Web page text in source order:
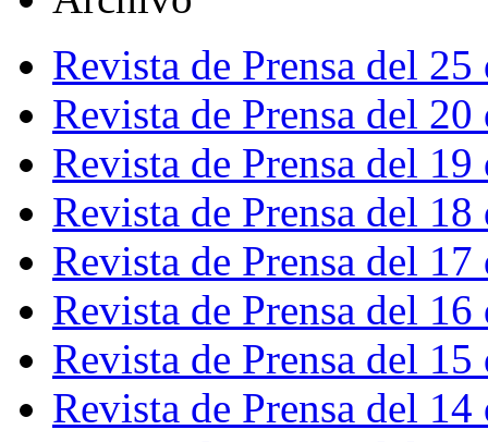
Revista de Prensa del
Revista de Prensa del
Revista de Prensa del
Revista de Prensa del
Revista de Prensa del
Revista de Prensa del
Revista de Prensa del
Revista de Prensa del